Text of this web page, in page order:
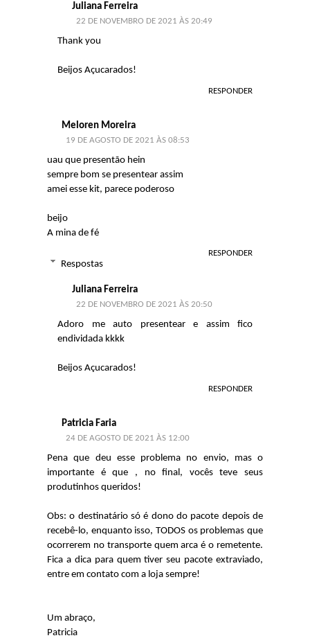
Juliana Ferreira
22 DE NOVEMBRO DE 2021 ÀS 20:49
Thank you
Beijos Açucarados!
RESPONDER
Meloren Moreira
19 DE AGOSTO DE 2021 ÀS 08:53
uau que presentão hein
sempre bom se presentear assim
amei esse kit, parece poderoso
beijo
A mina de fé
RESPONDER
Respostas
Juliana Ferreira
22 DE NOVEMBRO DE 2021 ÀS 20:50
Adoro me auto presentear e assim fico
endividada kkkk
Beijos Açucarados!
RESPONDER
Patricia Faria
24 DE AGOSTO DE 2021 ÀS 12:00
Pena que deu esse problema no envio, mas o
importante é que , no final, vocês teve seus
produtinhos queridos!
Obs: o destinatário só é dono do pacote depois de
recebê-lo, enquanto isso, TODOS os problemas que
ocorrerem no transporte quem arca é o remetente.
Fica a dica para quem tiver seu pacote extraviado,
entre em contato com a loja sempre!
Um abraço,
Patricia